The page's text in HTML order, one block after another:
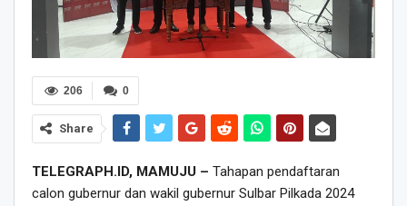
0
206
Share
TELEGRAPH.ID, MAMUJU – Tahapan pendaftaran
calon gubernur dan wakil gubernur Sulbar Pilkada 2024